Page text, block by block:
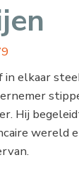
elkaar
Hij
wereld